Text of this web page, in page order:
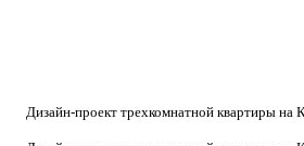
Дизайн-проект трехкомнатной квартиры на